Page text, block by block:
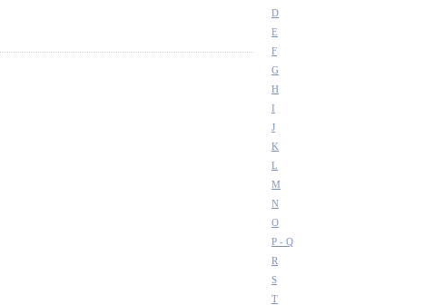
D
E
F
G
H
I
J
K
L
M
N
O
P - Q
R
S
T